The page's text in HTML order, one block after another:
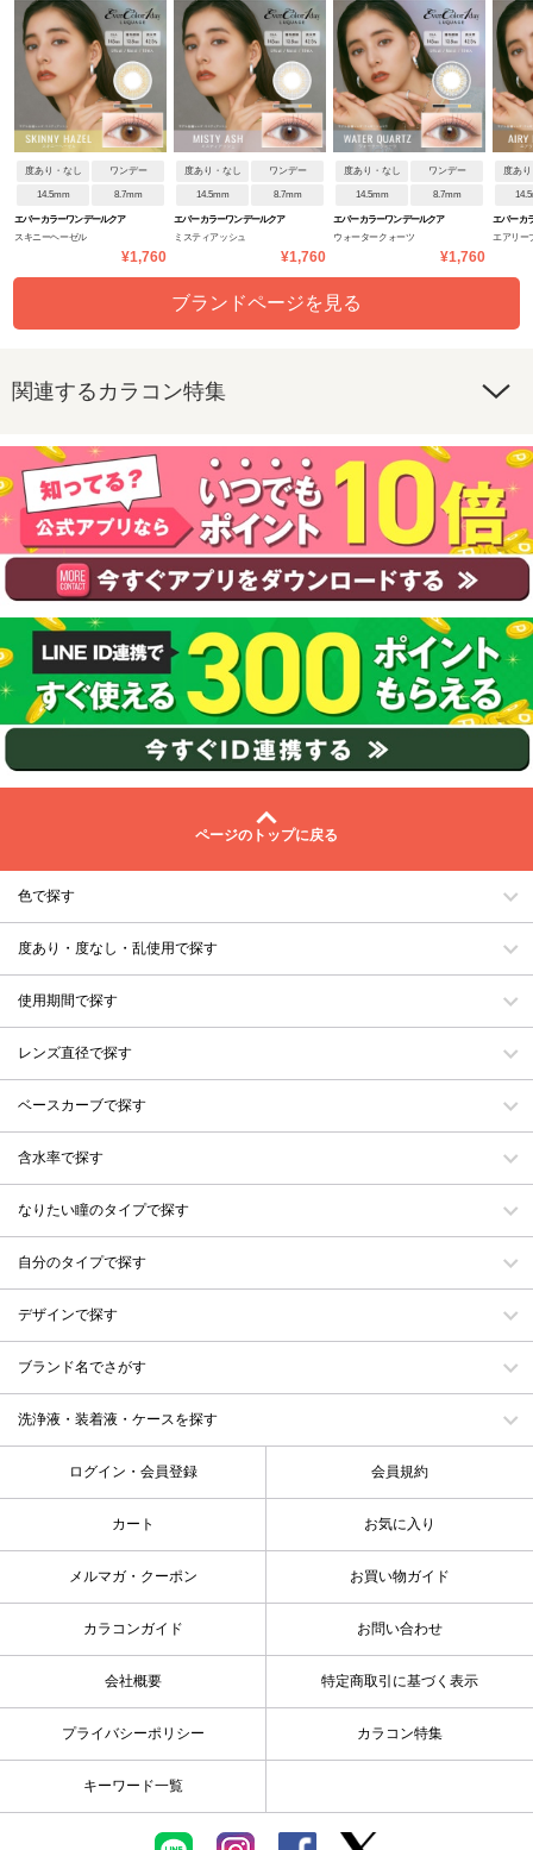
度あり・なし ワンデー
14.5mm 8.7mm
エバーカラーワンデールクア
スキニーヘーゼル
¥1,760
度あり・なし ワンデー
14.5mm 8.7mm
エバーカラーワンデールクア
ミスティアッシュ
¥1,760
度あり・なし ワンデー
14.5mm 8.7mm
エバーカラーワンデールクア
ウォータークォーツ
¥1,760
度あ
エバーカ
エアリー
ブランドページを見る
関連するカラコン特集
ページのトップに戻る
色で探す
度あり・度なし・乱使用で探す
使用期間で探す
レンズ直径で探す
ベースカーブで探す
含水率で探す
なりたい瞳のタイプで探す
自分のタイプで探す
デザインで探す
ブランド名でさがす
洗浄液・装着液・ケースを探す
ログイン・会員登録 会員規約
カート お気に入り
メルマガ・クーポン お買い物ガイド
カラコンガイド お問い合わせ
会社概要 特定商取引に基づく表示
プライバシーポリシー カラコン特集
キーワード一覧